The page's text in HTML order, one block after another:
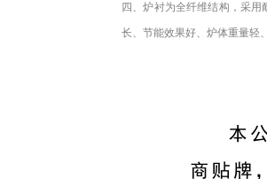
四、炉衬为全纤维结构，采用
长、节能效果好、炉体重量轻